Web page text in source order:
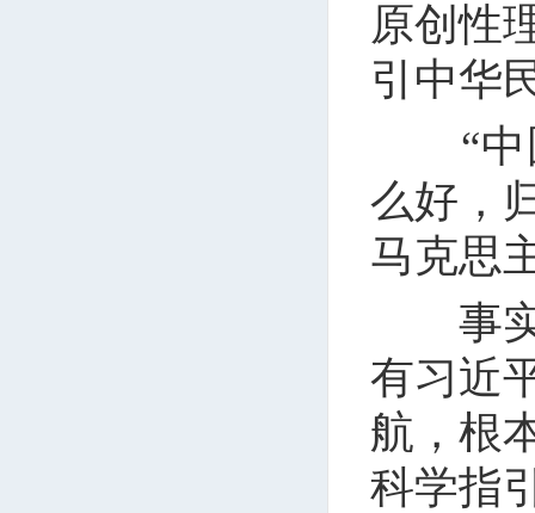
原创性
引中华
“中国
么好，
马克思
事实
有习近
航，根
科学指